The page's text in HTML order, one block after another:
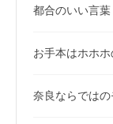
都合のいい言葉
お手本はホホ
奈良ならではの